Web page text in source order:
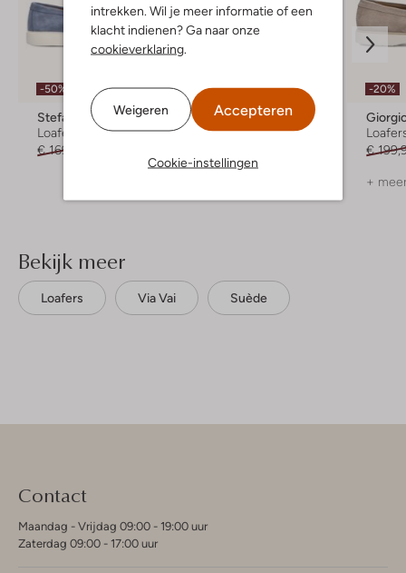
intrekken. Wil je meer informatie of een
klacht indienen? Ga naar onze
cookieverklaring.
Weigeren Accepteren
Cookie-instellingen
-50%
Stefano Lauran
Loafers
€ 169,99
-40%
Magnanni
Lage sneakers
-20%
€
+
Bekijk meer
Loafers Via Vai Suède
Contact
Maandag - Vrijdag 09:00 - 19:00 uur
Zaterdag 09:00 - 17:00 uur